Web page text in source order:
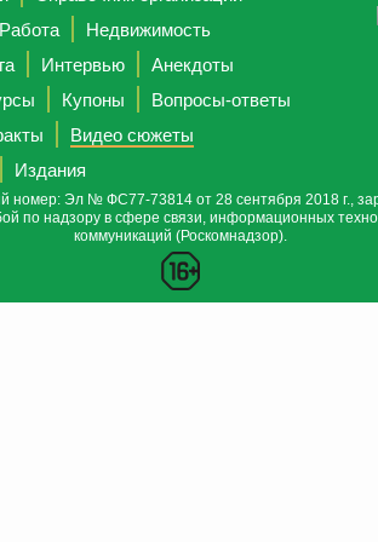
Работа
Недвижимость
Интервью
Анекдоты
Купоны
Вопросы-ответы
Видео сюжеты
Издания
номер: Эл № ФС77-73814 от 28 сентября 2018 г.,
по надзору в сфере связи, информационных
коммуникаций (Роскомнадзор).